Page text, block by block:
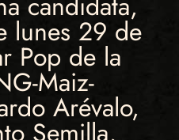
lunes 29 de
Pop de la
Maiz-
Arévalo,